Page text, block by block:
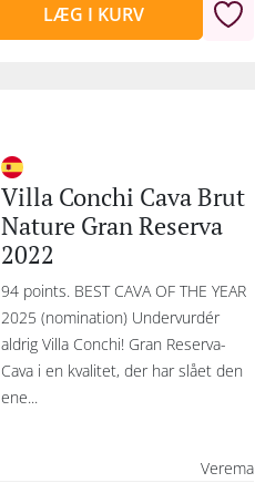
LÆG I KURV
Villa Conchi Cava Brut
Nature Gran Reserva
2022
94 points. BEST CAVA OF THE YEAR
2025 (nomination) Undervurdér
aldrig Villa Conchi! Gran Reserva-
Cava i en kvalitet, der har slået den
ene...
Verema